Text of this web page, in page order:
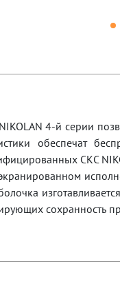
4-й серии
обеспечат
СКС
сохранность